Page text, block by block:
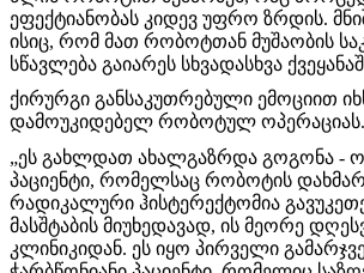
ეფექტიანობას კიდევ უფრო ზრდის.
ისიც, რომ მათ რობოტთან მუშაობის
სწავლება გაიარეს სხვადასხვა
ქირურგი განსაკუთრებული ემოციით
დამოუკიდებელ რობოტულ ოპერაციას.
„ეს გახლდათ ახალგაზრდა გოგონა -
პაციენტი, რომელსაც რობოტის
რადიკალური ჰისტერექტომია
მასშტაბის მიუხედავად, ის მეორე
კლინიკიდან. ეს იყო პირველი